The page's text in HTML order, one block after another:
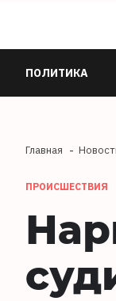
ПОЛИТИКА
Главная
ПРОИСШЕСТВИЯ